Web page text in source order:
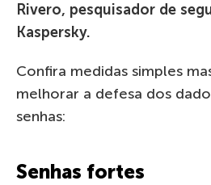
Rivero, pesquisador de
Kaspersky.
Confira medidas simples
melhorar a defesa dos
senhas:
Senhas fortes